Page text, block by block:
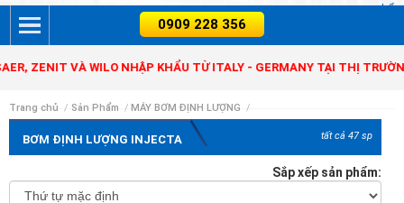
phẩm
WILO NHẬP KHẨU TỪ ITALY - GERMANY TẠI THỊ TRƯỜNG VIỆT
Trang chủ / Sản Phẩm / MÁY BƠM ĐỊNH LƯỢNG /
BƠM ĐỊNH LƯỢNG INJECTA tất cả 47 sp
Sắp xếp sản phẩm: